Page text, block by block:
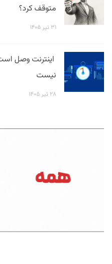
متوقف کرد؟
۳۱ تیر ۱۴۰۵
اینترنت وصل
نیست
۲۸ تیر ۱۴۰۵